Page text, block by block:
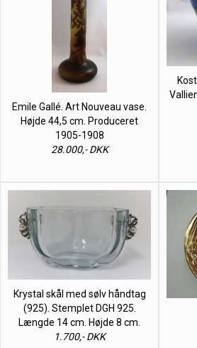
Emile Gallé. Art Nouveau vase.
Højde 44,5 cm. Produceret
1905-1908
28.000,- DKK
Krystal skål med sølv håndtag
(925). Stemplet DGH 925.
Længde 14 cm. Højde 8 cm.
1.700,- DKK